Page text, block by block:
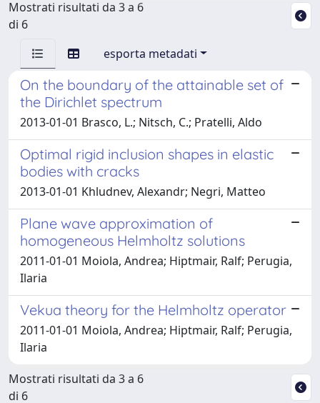
Mostrati risultati da 3 a 6
di 6
esporta metadati
On the boundary of the attainable set of
the Dirichlet spectrum
2013-01-01 Brasco, L.; Nitsch, C.; Pratelli, Aldo
Optimal rigid inclusion shapes in elastic
bodies with cracks
2013-01-01 Khludnev, Alexandr; Negri, Matteo
Plane wave approximation of
homogeneous Helmholtz solutions
2011-01-01 Moiola, Andrea; Hiptmair, Ralf; Perugia,
Ilaria
Vekua theory for the Helmholtz operator
2011-01-01 Moiola, Andrea; Hiptmair, Ralf; Perugia,
Ilaria
Mostrati risultati da 3 a 6
di 6